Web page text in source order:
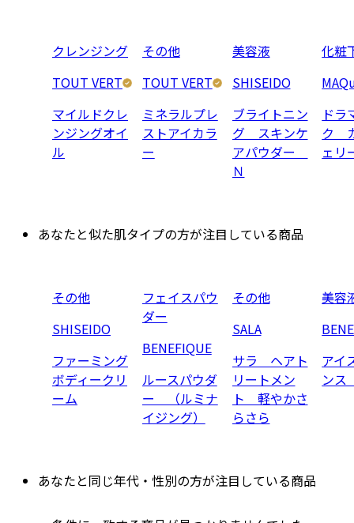
クレンジング
TOUT VERT
マイルドクレ
ンジングオイ
ル
その他
TOUT VERT
ミネラルプレ
ストアイカラ
ー
美容液
SHISEIDO
ブライトニン
グ スキンケ
アパウダー
Ｎ
化粧
ドラ
ク
ェ
あなたと似た肌タイプの方が注目している商品
その他
SHISEIDO
ファーミング
ボディークリ
ーム
フェイスパウ
ダー
BENEFIQUE
ルースパウダ
ー （ルミナ
イジング）
その他
SALA
サラ ヘアト
リートメン
ト 軽やかさ
らさら
美容
アイ
ン
あなたと同じ年代・性別の方が注目している商品